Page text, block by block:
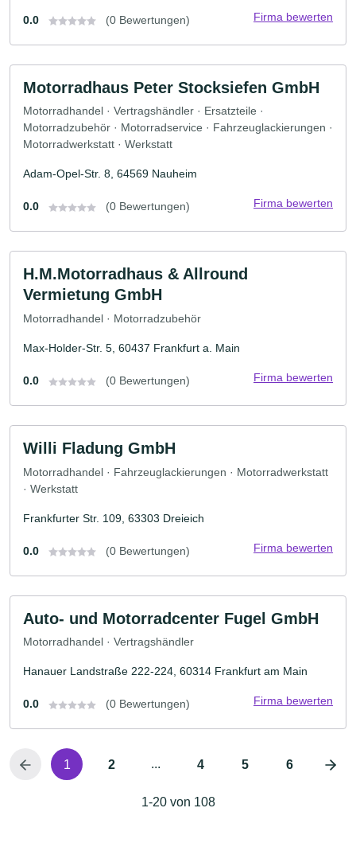
0.0 (0 Bewertungen) Firma bewerten
Motorradhaus Peter Stocksiefen GmbH
Motorradhandel · Vertragshändler · Ersatzteile ·
Motorradzubehör · Motorradservice · Fahrzeuglackierungen ·
Motorradwerkstatt · Werkstatt
Adam-Opel-Str. 8, 64569 Nauheim
0.0 (0 Bewertungen) Firma bewerten
H.M.Motorradhaus & Allround
Vermietung GmbH
Motorradhandel · Motorradzubehör
Max-Holder-Str. 5, 60437 Frankfurt a. Main
0.0 (0 Bewertungen) Firma bewerten
Willi Fladung GmbH
Motorradhandel · Fahrzeuglackierungen · Motorradwerkstatt
· Werkstatt
Frankfurter Str. 109, 63303 Dreieich
0.0 (0 Bewertungen) Firma bewerten
Auto- und Motorradcenter Fugel GmbH
Motorradhandel · Vertragshändler
Hanauer Landstraße 222-224, 60314 Frankfurt am Main
0.0 (0 Bewertungen) Firma bewerten
1 2 ... 4 5 6
1-20 von 108